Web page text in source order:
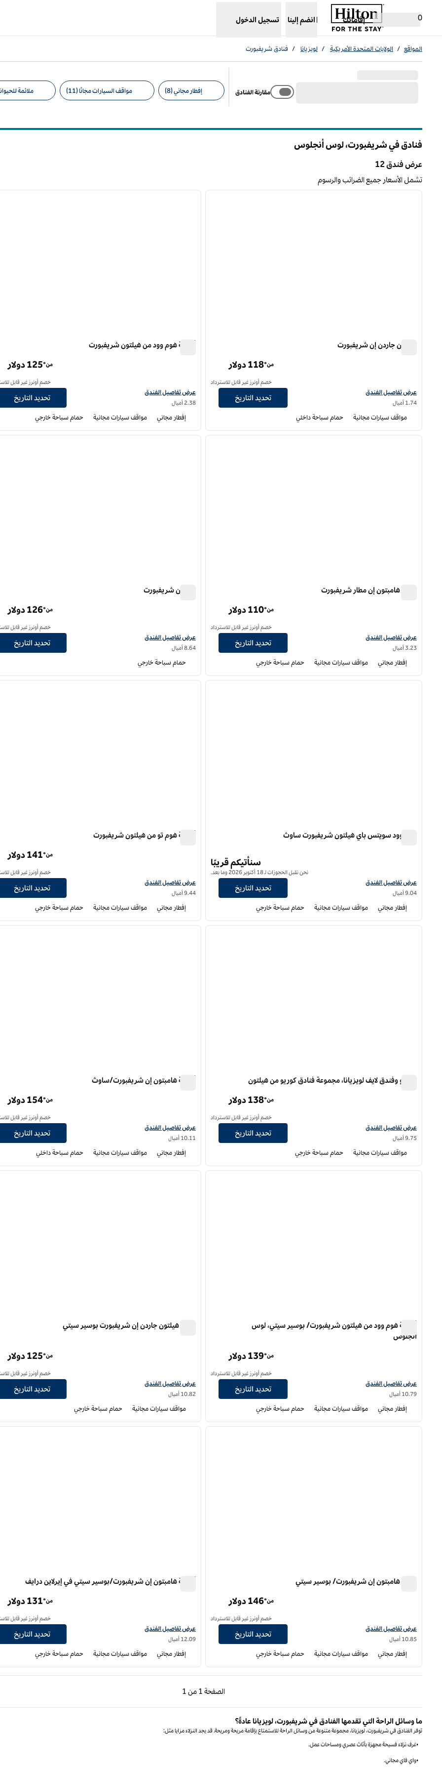
0
إقاماتك
،يفتح علامة تبويب جديدة
انضم إلينا تسجيل الدخول
المواقع / الولايات المتحدة الأمريكية / لويزيانا / فنادق شريفبورت
مقارنة الفنادق إفطار مجاني (8) مواقف السيارات مجانًا (11) ملائمة
فنادق في شريفبورت، لوس أنجلوس
عرض فندق 12
عرض فندق 12
تشمل الأسعار جميع الضرائب والرسوم
1
/
12
1 من 12
الصورة التالية
هيلتون جاردن إن شريفبورت
عرض تفاصيل الفندق لفندق فنادق هيلتون جاردن إن شريفبورت
عرض تفاصيل الفندق
1.74 أميال
من*118 دولار
خصم أونرز غير قابل للاسترداد
تحديد التاريخ
مواقف سيارات مجانية حمام سباحة داخلي
1 من 12
أجنحة هوم وود من هيلتون شريفبورت
عرض تفاصيل الفندق أجنحة هوم وود من هيلتون شريفبورت
عرض تفاصيل الفندق
2.38 أميال
من*125 دولار
خصم أونرز غير قابل
تحديد التاريخ
إفطار مجاني مواقف سيارات مجانية حمام سباحة خارجي
1 من 12
الصورة التالية
فندق هامبتون إن مطار شريفبورت
عرض تفاصيل الفندق لفندق هامبتون إن مطار شريفبورت
عرض تفاصيل الفندق
3.23 أميال
من*110 دولار
خصم أونرز غير قابل للاسترداد
تحديد التاريخ
إفطار مجاني مواقف سيارات مجانية حمام سباحة خارجي
1 من 12
هيلتون شريفبورت
عرض تفاصيل الفندق لفندق هيلتون شريفبورت
عرض تفاصيل الفندق
8.64 أميال
من*126 دولار
خصم أونرز غير قابل
تحديد التاريخ
حمام سباحة خارجي
1 من 8
الصورة التالية
هوم وود سويتس باي هيلتون شريفبورت ساوث
عرض تفاصيل الفندق أجنحة هوم وود من هيلتون شريفبورت ساوث
عرض تفاصيل الفندق
9.04 أميال
سنأتيكم قريبًا
نحن نقبل الحجوزات لـ 18 أكتوبر 2026 وما بعد.
تحديد التاريخ
إفطار مجاني مواقف سيارات مجانية حمام سباحة خارجي
1 من 12
أجنحة هوم تو من هيلتون شريفبورت
عرض تفاصيل الفندق أجنحة هوم تو من هيلتون شريفبورت
عرض تفاصيل الفندق
9.44 أميال
من*141 دولار
خصم أونرز غير قابل
تحديد التاريخ
إفطار مجاني مواقف سيارات مجانية حمام سباحة خارجي
1 من 12
الصورة التالية
كازينو وفندق لايف لويزيانا، مجموعة فنادق كوريو من هيلتون
عرض تفاصيل الفندق للكازينو الحي وفندق لويزيانا، مجموعة فنادق كوريو من هيلتون
عرض تفاصيل الفندق
9.75 أميال
من*138 دولار
خصم أونرز غير قابل للاسترداد
تحديد التاريخ
مواقف سيارات مجانية حمام سباحة خارجي
1 من 12
أجنحة هامبتون إن شريفبورت/ساوث
عرض تفاصيل الفندق لفندق أجنحة هامبتون إن شريفبورت/ساوث
عرض تفاصيل الفندق
10.11 أميال
من*154 دولار
خصم أونرز غير قابل
تحديد التاريخ
إفطار مجاني مواقف سيارات مجانية حمام سباحة داخلي
1 من 13
الصورة التالية
أجنحة هوم وود من هيلتون شريفبورت/ بوسير سيتي، لوس
أنجلوس
عرض تفاصيل الفندق أجنحة هوم وود من هيلتون شريفبورت / بوسير سيتي، لوس أنجلوس
عرض تفاصيل الفندق
10.79 أميال
من*139 دولار
خصم أونرز غير قابل للاسترداد
تحديد التاريخ
إفطار مجاني مواقف سيارات مجانية حمام سباحة خارجي
1 من 12
فندق هيلتون جاردن إن شريفبورت بوسير سيتي
عرض تفاصيل الفندق لفندق فنادق هيلتون جاردن إن شريفبورت بوسير سيتي
عرض تفاصيل الفندق
10.82 أميال
من*125 دولار
خصم أونرز غير قابل
تحديد التاريخ
مواقف سيارات مجانية حمام سباحة خارجي
1 من 12
الصورة التالية
فندق هامبتون إن شريفبورت/ بوسير سيتي
عرض تفاصيل الفندق لفندق هامبتون إن شريفبورت/بوسييه سيتي
عرض تفاصيل الفندق
10.85 أميال
من*146 دولار
خصم أونرز غير قابل للاسترداد
تحديد التاريخ
إفطار مجاني مواقف سيارات مجانية حمام سباحة خارجي
1 من 12
أجنحة هامبتون إن شريفبورت/بوسير سيتي في إيرلاين درايف
عرض تفاصيل الفندق لفندق أجنحة هامبتون إن شريفبورت/بوسير سيتي في
عرض تفاصيل الفندق
12.09 أميال
من*131 دولار
خصم أونرز غير قابل
تحديد التاريخ
إفطار مجاني مواقف سيارات مجانية حمام سباحة خارجي
الصفحة 1 من 1
الصفحة السابقة، 1 من 1
الصفحة 1 من 1
ما وسائل الراحة التي تقدمها الفنادق في شريفبورت، لويزيانا عادةً؟
توفر الفنادق في شريفبورت، لويزيانا، مجموعة متنوعة من وسائل الراحة للاستمتاع بإقامة مريحة ومريحة. قد يجد النزلاء مزايا مثل:
•غرف نزلاء فسيحة مجهزة بأثاث عصري ومساحات عمل.
•واي فاي مجاني.